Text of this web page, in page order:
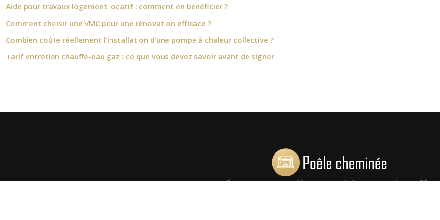
Aide pour travaux logement locatif : comment en bénéficier ?
Comment choisir une VMC pour une rénovation efficace ?
Combien coûte réellement l’installation d’une pompe à chaleur collective ?
Tarif entretien chauffe-eau gaz : ce que vous devez savoir avant de signer
Infos et conseils pour bien se